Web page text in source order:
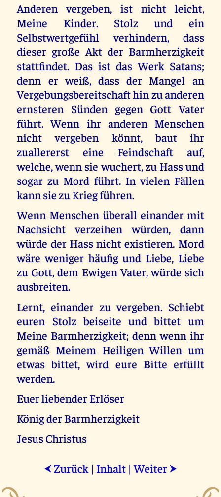
Anderen vergeben, ist nicht leicht,
Meine Kinder. Stolz und ein
Selbstwertgefühl verhindern, dass
dieser große Akt der Barmherzigkeit
stattfindet. Das ist das Werk Satans;
denn er weiß, dass der Mangel an
Vergebungsbereitschaft hin zu anderen
ernsteren Sünden gegen Gott Vater
führt. Wenn ihr anderen Menschen
nicht vergeben könnt, baut ihr
zuallererst eine Feindschaft auf,
welche, wenn sie wuchert, zu Hass und
sogar zu Mord führt. In vielen Fällen
kann sie zu Krieg führen.
Wenn Menschen überall einander mit
Nachsicht verzeihen würden, dann
würde der Hass nicht existieren. Mord
wäre weniger häufig und Liebe, Liebe
zu Gott, dem Ewigen Vater, würde sich
ausbreiten.
Lernt, einander zu vergeben. Schiebt
euren Stolz beiseite und bittet um
Meine Barmherzigkeit; denn wenn ihr
gemäß Meinem Heiligen Willen um
etwas bittet, wird eure Bitte erfüllt
werden.
Euer liebender Erlöser
König der Barmherzigkeit
Jesus Christus
⮜ Zurück | Inhalt |Weiter ⮞